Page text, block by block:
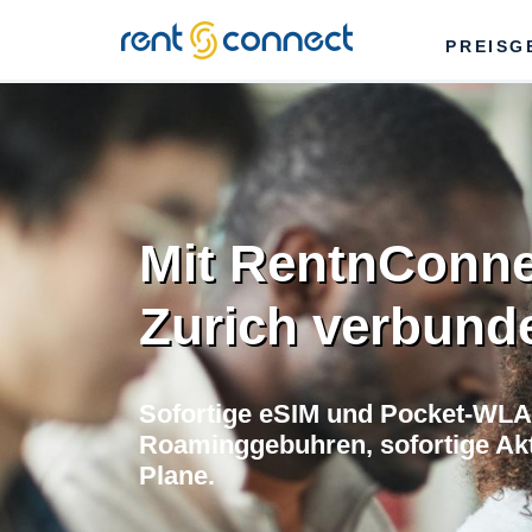
RENT'N
CONNECT
Mit
Zurich
Sofortige eSIM und Pocket-
Roaminggebuhren, sofortige
Plane.